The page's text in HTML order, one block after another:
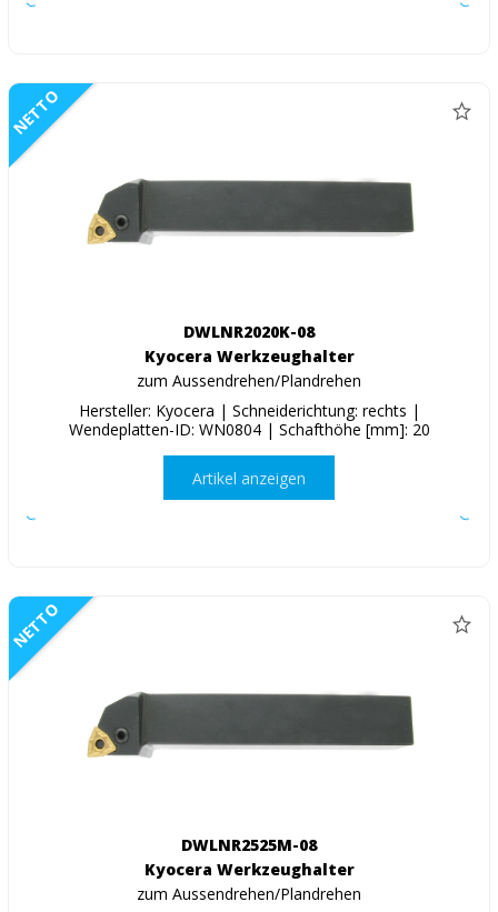
NETTO
DWLNR2020K-08
Kyocera Werkzeughalter
zum Aussendrehen/Plandrehen
Hersteller: Kyocera | Schneiderichtung: rechts |
Wendeplatten-ID: WN0804 | Schafthöhe [mm]: 20
Artikel anzeigen
NETTO
DWLNR2525M-08
Kyocera Werkzeughalter
zum Aussendrehen/Plandrehen